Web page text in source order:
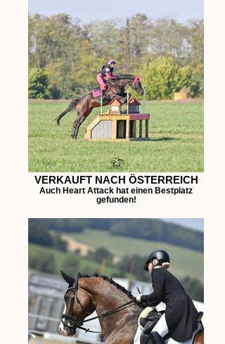
VERKAUFT NACH ÖSTERREICH
Auch Heart Attack hat einen Bestplatz
gefunden!